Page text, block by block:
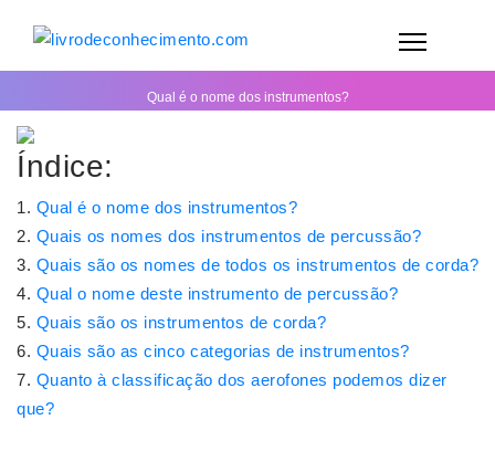
Qual é o nome dos instrumentos?
Índice:
Qual é o nome dos instrumentos?
Quais os nomes dos instrumentos de percussão?
Quais são os nomes de todos os instrumentos de corda?
Qual o nome deste instrumento de percussão?
Quais são os instrumentos de corda?
Quais são as cinco categorias de instrumentos?
Quanto à classificação dos aerofones podemos dizer
que?